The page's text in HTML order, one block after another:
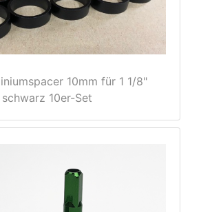
10mm für 1 1/8"
schwarz 10er-Set